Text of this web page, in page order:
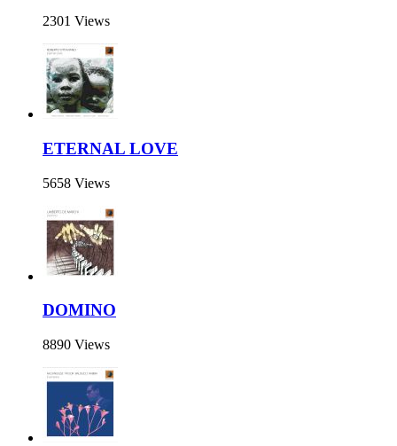
2301 Views
ETERNAL LOVE
5658 Views
DOMINO
8890 Views